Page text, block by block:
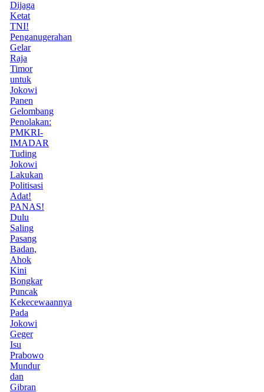
Dijaga
Ketat
TNI!
Penganugerahan
Gelar
Raja
Timor
untuk
Jokowi
Panen
Gelombang
Penolakan:
PMKRI-
IMADAR
Tuding
Jokowi
Lakukan
Politisasi
Adat!
PANAS!
Dulu
Saling
Pasang
Badan,
Ahok
Kini
Bongkar
Puncak
Kekecewaannya
Pada
Jokowi
Geger
Isu
Prabowo
Mundur
dan
Gibran